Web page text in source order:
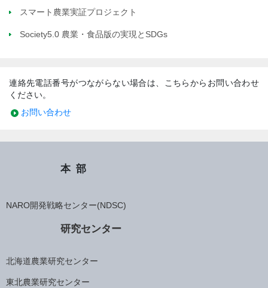
スマート農業実証プロジェクト
Society5.0 農業・食品版の実現とSDGs
連絡先電話番号がつながらない場合は、こちらからお問い合わせ
ください。
お問い合わせ
本部
NARO開発戦略センター(NDSC)
研究センター
北海道農業研究センター
東北農業研究センター